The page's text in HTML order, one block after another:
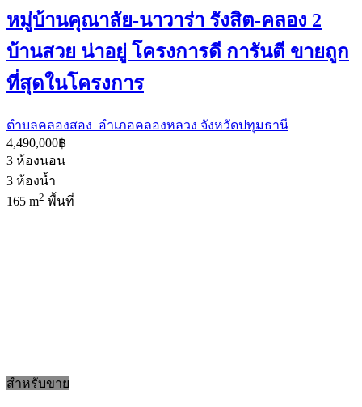
หมู่บ้านคุณาลัย-นาวาร่า รังสิต-คลอง 2
บ้านสวย น่าอยู่ โครงการดี การันตี ขายถูก
ที่สุดในโครงการ
ตำบลคลองสอง อำเภอคลองหลวง จังหวัดปทุมธานี
4,490,000฿
3 ห้องนอน
3 ห้องน้ำ
165 m2 พื้นที่
สำหรับขาย